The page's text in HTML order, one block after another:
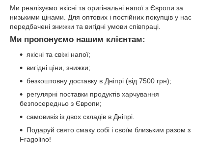
Ми реалізуємо якісні та оригінальні напої з Європи за
низькими цінами. Для оптових і постійних покупців у нас
передбачені знижки та вигідні умови співпраці.
Ми пропонуємо нашим клієнтам:
якісні та свіжі напої;
вигідні ціни, знижки;
безкоштовну доставку в Дніпрі (від 7500 грн);
регулярні поставки продуктів харчування
безпосередньо з Європи;
самовивіз із двох складів в Дніпрі.
Подаруй свято смаку собі і своїм близьким разом з
Fragolino!